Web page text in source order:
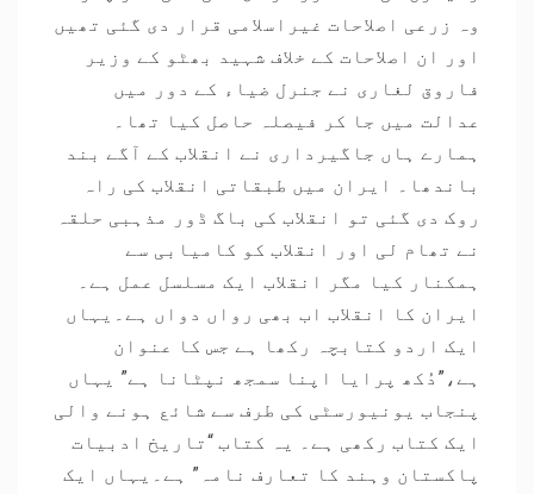
وہ زرعی اصلاحات غیراسلامی قرار دی گئی تھیں
اور ان اصلاحات کے خلاف شہید بھٹو کے وزیر
فاروق لغاری نے جنرل ضیاء کے دور میں
عدالت میں جا کر فیصلہ حاصل کیا تھا۔
ہمارے ہاں جاگیرداری نے انقلاب کے آگے بند
باندھا۔ ایران میں طبقاتی انقلاب کی راہ
روک دی گئی تو انقلاب کی باگ ڈور مذہبی حلقہ
نے تھام لی اور انقلاب کو کامیابی سے
ہمکنار کیا مگر انقلاب ایک مسلسل عمل ہے۔
ایران کا انقلاب اب بھی رواں دواں ہے۔یہاں
ایک اردو کتابچہ رکھا ہے جس کا عنوان
ہے،”دُکھ پرایا اپنا سمجھ نپٹانا ہے” یہاں
پنجاب یونیورسٹی کی طرف سے شائع ہونے والی
ایک کتاب رکھی ہے۔ یہ کتاب “تاریخ ادبیات
پاکستان وہند کا تعارف نامہ” ہے۔یہاں ایک